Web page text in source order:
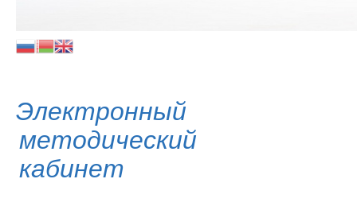
Электронный
методический
кабинет
Дистанционные мероприятия